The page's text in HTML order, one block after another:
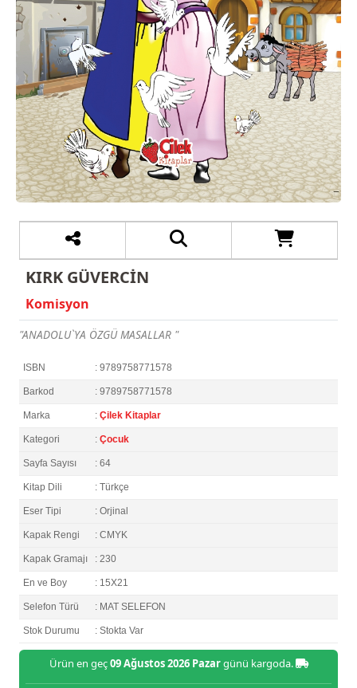
KIRK GÜVERCİN
Komisyon
"ANADOLU`YA ÖZGÜ MASALLAR "
ISBN : 9789758771578
Barkod : 9789758771578
Marka : Çilek Kitaplar
Kategori : Çocuk
Sayfa Sayısı : 64
Kitap Dili : Türkçe
Eser Tipi : Orjinal
Kapak Rengi : CMYK
Kapak Gramajı : 230
En ve Boy : 15X21
Selefon Türü : MAT SELEFON
Stok Durumu : Stokta Var
Ürün en geç09 Ağustos 2026 Pazargünü kargoda.